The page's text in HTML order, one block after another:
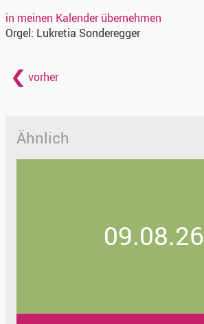
in meinen Kalender übernehmen
Orgel: Lukretia Sonderegger
vorher
Ähnlich
09.08.26